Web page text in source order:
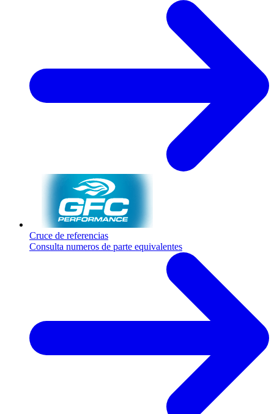
Cruce de referencias
Consulta numeros de parte equivalentes